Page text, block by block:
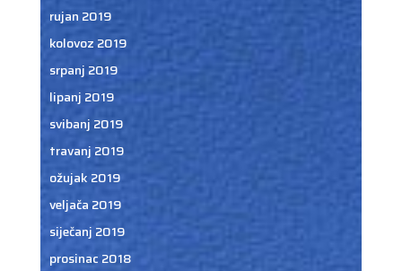
rujan 2019
kolovoz 2019
srpanj 2019
lipanj 2019
svibanj 2019
travanj 2019
ožujak 2019
veljača 2019
siječanj 2019
prosinac 2018